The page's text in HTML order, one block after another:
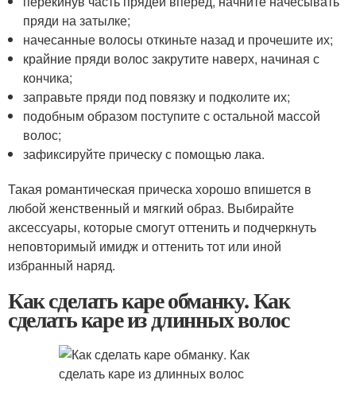
пряди на затылке;
начесанные волосы откиньте назад и прочешите их;
крайние пряди волос закрутите наверх, начиная с
кончика;
заправьте пряди под повязку и подколите их;
подобным образом поступите с остальной массой
волос;
зафиксируйте прическу с помощью лака.
Такая романтическая прическа хорошо впишется в
любой женственный и мягкий образ. Выбирайте
аксессуары, которые смогут оттенить и подчеркнуть
неповторимый имидж и оттенить тот или иной
избранный наряд.
Как сделать каре обманку. Как
сделать каре из длинных волос